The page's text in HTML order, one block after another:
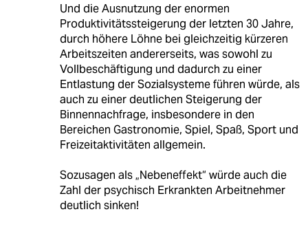
Und die Ausnutzung der enormen
Produktivitätssteigerung der letzten 30 Jahre,
durch höhere Löhne bei gleichzeitig kürzeren
Arbeitszeiten andererseits, was sowohl zu
Vollbeschäftigung und dadurch zu einer
Entlastung der Sozialsysteme führen würde, als
auch zu einer deutlichen Steigerung der
Binnennachfrage, insbesondere in den
Bereichen Gastronomie, Spiel, Spaß, Sport und
Freizeitaktivitäten allgemein.
Sozusagen als „Nebeneffekt“ würde auch die
Zahl der psychisch Erkrankten Arbeitnehmer
deutlich sinken!